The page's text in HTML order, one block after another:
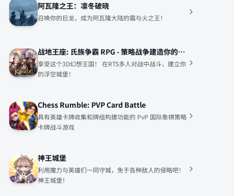
阿瓦隆之王：凛冬破晓
召唤你的巨龙，成为阿瓦隆大陆的霜与火之王！
战地王座: 氏族争霸 RPG - 策略战争建造你的浮空城堡!
享受这个3D幻想王国！ 在RTS多人对战中战斗，建立你
的浮空城堡！
Chess Rumble: PVP Card Battle
具有英雄卡牌收集和牌组构建功能的 PvP 国际象棋策略
卡牌战斗游戏
神王城堡
利用魔力与英雄们一同守城，免于各种敌人的侵略吧！
神王城堡！